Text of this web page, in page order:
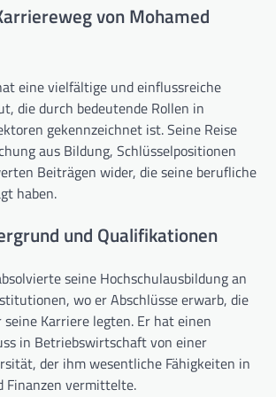
von Mohamed
eine vielfältige und einflussreiche
die durch bedeutende Rollen in
gekennzeichnet ist. Seine Reise
aus Bildung, Schlüsselpositionen
Beiträgen wider, die seine berufliche
haben.
und Qualifikationen
seine Hochschulausbildung an
wo er Abschlüsse erwarb, die
Karriere legten. Er hat einen
in Betriebswirtschaft von einer
der ihm wesentliche Fähigkeiten in
Finanzen vermittelte.